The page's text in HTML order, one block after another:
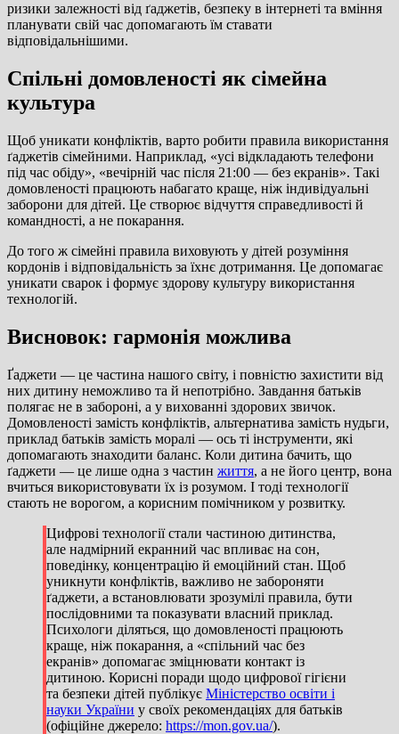
ризики залежності від ґаджетів, безпеку в інтернеті та вміння
планувати свій час допомагають їм ставати
відповідальнішими.
Спільні домовленості як сімейна
культура
Щоб уникати конфліктів, варто робити правила використання
ґаджетів сімейними. Наприклад, «усі відкладають телефони
під час обіду», «вечірній час після 21:00 — без екранів». Такі
домовленості працюють набагато краще, ніж індивідуальні
заборони для дітей. Це створює відчуття справедливості й
командності, а не покарання.
До того ж сімейні правила виховують у дітей розуміння
кордонів і відповідальність за їхнє дотримання. Це допомагає
уникати сварок і формує здорову культуру використання
технологій.
Висновок: гармонія можлива
Ґаджети — це частина нашого світу, і повністю захистити від
них дитину неможливо та й непотрібно. Завдання батьків
полягає не в забороні, а у вихованні здорових звичок.
Домовленості замість конфліктів, альтернатива замість нудьги,
приклад батьків замість моралі — ось ті інструменти, які
допомагають знаходити баланс. Коли дитина бачить, що
ґаджети — це лише одна з частин життя, а не його центр, вона
вчиться використовувати їх із розумом. І тоді технології
стають не ворогом, а корисним помічником у розвитку.
Цифрові технології стали частиною дитинства,
але надмірний екранний час впливає на сон,
поведінку, концентрацію й емоційний стан. Щоб
уникнути конфліктів, важливо не забороняти
ґаджети, а встановлювати зрозумілі правила, бути
послідовними та показувати власний приклад.
Психологи діляться, що домовленості працюють
краще, ніж покарання, а «спільний час без
екранів» допомагає зміцнювати контакт із
дитиною. Корисні поради щодо цифрової гігієни
та безпеки дітей публікує Міністерство освіти і
науки України у своїх рекомендаціях для батьків
(офіційне джерело: https://mon.gov.ua/).